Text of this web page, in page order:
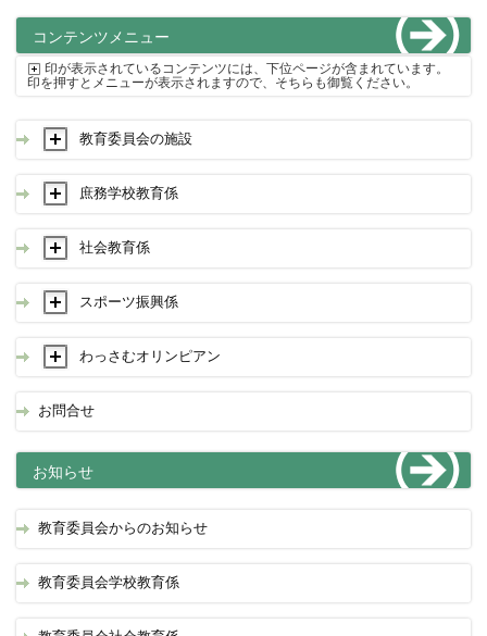
コンテンツメニュー
印が表示されているコンテンツには、下位ページが含まれています。
印を押すとメニューが表示されますので、そちらも御覧ください。
教育委員会の施設
庶務学校教育係
社会教育係
スポーツ振興係
わっさむオリンピアン
お問合せ
お知らせ
教育委員会からのお知らせ
教育委員会学校教育係